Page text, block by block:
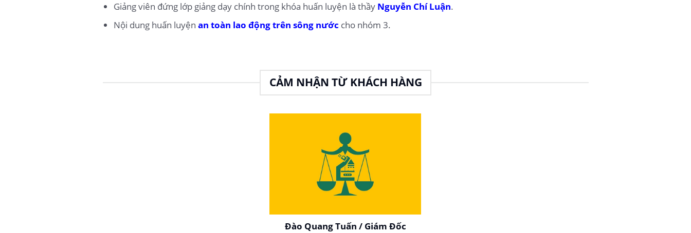
Giảng viên đứng lớp giảng dạy chính trong khóa huấn luyện là thầy Nguyễn Chí Luận.
Nội dung huấn luyệnan toàn lao động trên sông nước cho nhóm 3.
CẢM NHẬN TỪ KHÁCH HÀNG
Đào Quang Tuấn / Giám Đốc